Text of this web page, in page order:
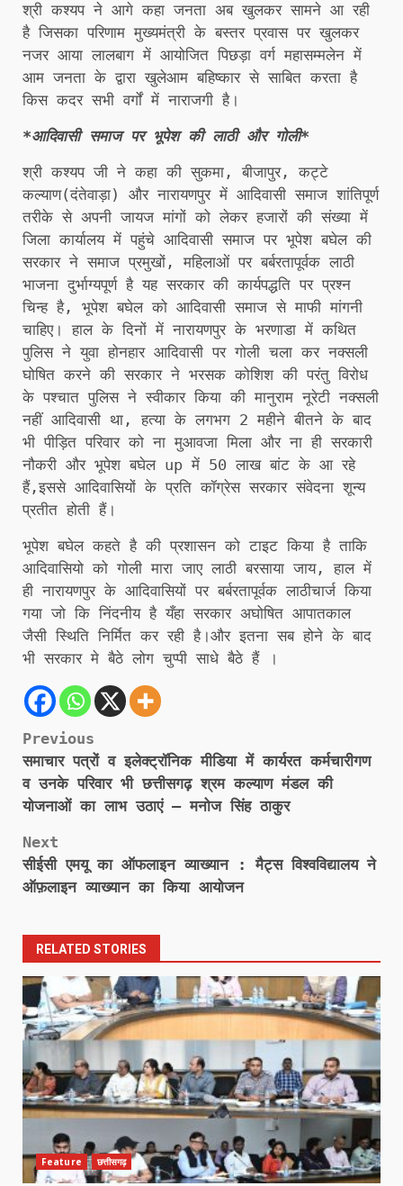
श्री कश्यप ने आगे कहा जनता अब खुलकर सामने आ रही
है जिसका परिणाम मुख्यमंत्री के बस्तर प्रवास पर खुलकर
नजर आया लालबाग में आयोजित पिछड़ा वर्ग महासम्मलेन में
आम जनता के द्वारा खुलेआम बहिष्कार से साबित करता है
किस कदर सभी वर्गों में नाराजगी है।
*आदिवासी समाज पर भूपेश की लाठी और गोली*
श्री कश्यप जी ने कहा की सुकमा, बीजापुर, कट्टे
कल्याण(दंतेवाड़ा) और नारायणपुर में आदिवासी समाज शांतिपूर्ण
तरीके से अपनी जायज मांगों को लेकर हजारों की संख्या में
जिला कार्यालय में पहुंचे आदिवासी समाज पर भूपेश बघेल की
सरकार ने समाज प्रमुखों, महिलाओं पर बर्बरतापूर्वक लाठी
भाजना दुर्भाग्यपूर्ण है यह सरकार की कार्यपद्धति पर प्रश्न
चिन्ह है, भूपेश बघेल को आदिवासी समाज से माफी मांगनी
चाहिए। हाल के दिनों में नारायणपुर के भरणाडा में कथित
पुलिस ने युवा होनहार आदिवासी पर गोली चला कर नक्सली
घोषित करने की सरकार ने भरसक कोशिश की परंतु विरोध
के पश्चात पुलिस ने स्वीकार किया की मानुराम नूरेटी नक्सली
नहीं आदिवासी था, हत्या के लगभग 2 महीने बीतने के बाद
भी पीड़ित परिवार को ना मुआवजा मिला और ना ही सरकारी
नौकरी और भूपेश बघेल up में 50 लाख बांट के आ रहे
हैं,इससे आदिवासियों के प्रति कॉग्रेस सरकार संवेदना शून्य
प्रतीत होती हैं।
भूपेश बघेल कहते है की प्रशासन को टाइट किया है ताकि
आदिवासियो को गोली मारा जाए लाठी बरसाया जाय, हाल में
ही नारायणपुर के आदिवासियों पर बर्बरतापूर्वक लाठीचार्ज किया
गया जो कि निंदनीय है यँहा सरकार अघोषित आपातकाल
जैसी स्थिति निर्मित कर रही है।और इतना सब होने के बाद
भी सरकार मे बैठे लोग चुप्पी साधे बैठे हैं ।
Post
navigation
Previous
समाचार पत्रों व इलेक्ट्रॉनिक मीडिया में कार्यरत कर्मचारीगण
व उनके परिवार भी छत्तीसगढ़ श्रम कल्याण मंडल की
योजनाओं का लाभ उठाएं – मनोज सिंह ठाकुर
Next
सीईसी एमयू का ऑफलाइन व्याख्यान : मैट्स विश्वविद्यालय ने
ऑफ़लाइन व्याख्यान का किया आयोजन
RELATED STORIES
Feature छत्तीसगढ़